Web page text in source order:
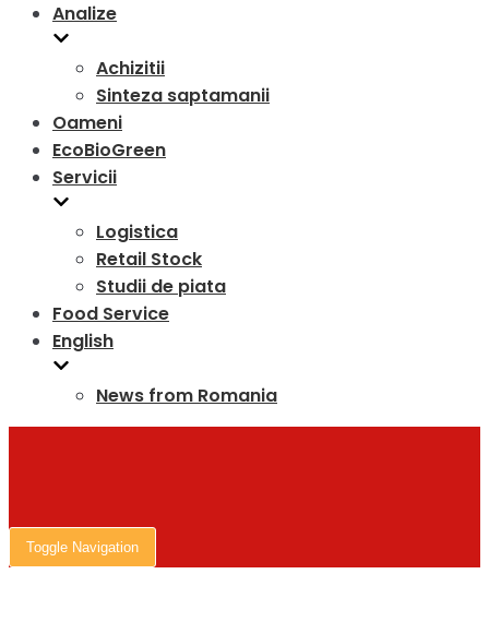
Analize
Achizitii
Sinteza saptamanii
Oameni
EcoBioGreen
Servicii
Logistica
Retail Stock
Studii de piata
Food Service
English
News from Romania
Toggle Navigation